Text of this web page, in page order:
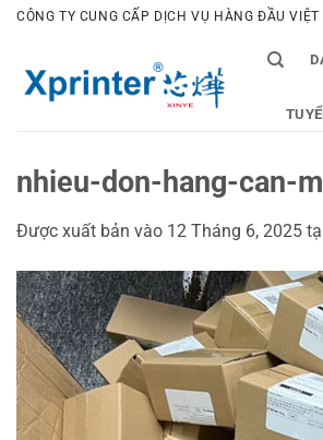
Bỏ
dung
CÔNG TY CUNG CẤP DỊCH VỤ HÀNG ĐẦU
nhieu-don-hang-can-
Được xuất bản vào 12 Tháng 6, 2025